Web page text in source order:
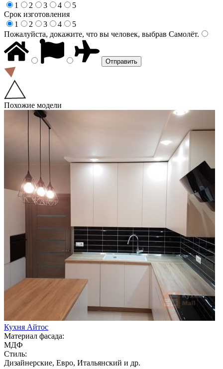
1
2 3 4
5
Срок изготовления
1
2 3 4
5
Пожалуйста, докажите, что вы человек, выбрав Самолёт.
Похожие модели
Кухня Айтос
Материал фасада:
МДФ
Стиль:
Дизайнерские, Евро, Итальянский и др.